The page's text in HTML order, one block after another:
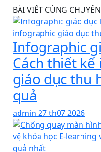
BÀI VIẾT CÙNG
Infographic
Cách thiết
giáo dục thu
quả
admin 27 th07 2026